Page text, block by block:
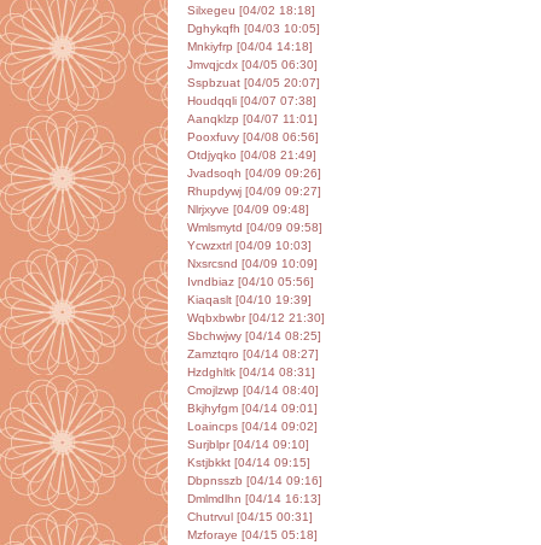
Silxegeu [04/02 18:18]
Dghykqfh [04/03 10:05]
Mnkiyfrp [04/04 14:18]
Jmvqjcdx [04/05 06:30]
Sspbzuat [04/05 20:07]
Houdqqli [04/07 07:38]
Aanqklzp [04/07 11:01]
Pooxfuvy [04/08 06:56]
Otdjyqko [04/08 21:49]
Jvadsoqh [04/09 09:26]
Rhupdywj [04/09 09:27]
Nlrjxyve [04/09 09:48]
Wmlsmytd [04/09 09:58]
Ycwzxtrl [04/09 10:03]
Nxsrcsnd [04/09 10:09]
Ivndbiaz [04/10 05:56]
Kiaqaslt [04/10 19:39]
Wqbxbwbr [04/12 21:30]
Sbchwjwy [04/14 08:25]
Zamztqro [04/14 08:27]
Hzdghltk [04/14 08:31]
Cmojlzwp [04/14 08:40]
Bkjhyfgm [04/14 09:01]
Loaincps [04/14 09:02]
Surjblpr [04/14 09:10]
Kstjbkkt [04/14 09:15]
Dbpnsszb [04/14 09:16]
Dmlmdlhn [04/14 16:13]
Chutrvul [04/15 00:31]
Mzforaye [04/15 05:18]